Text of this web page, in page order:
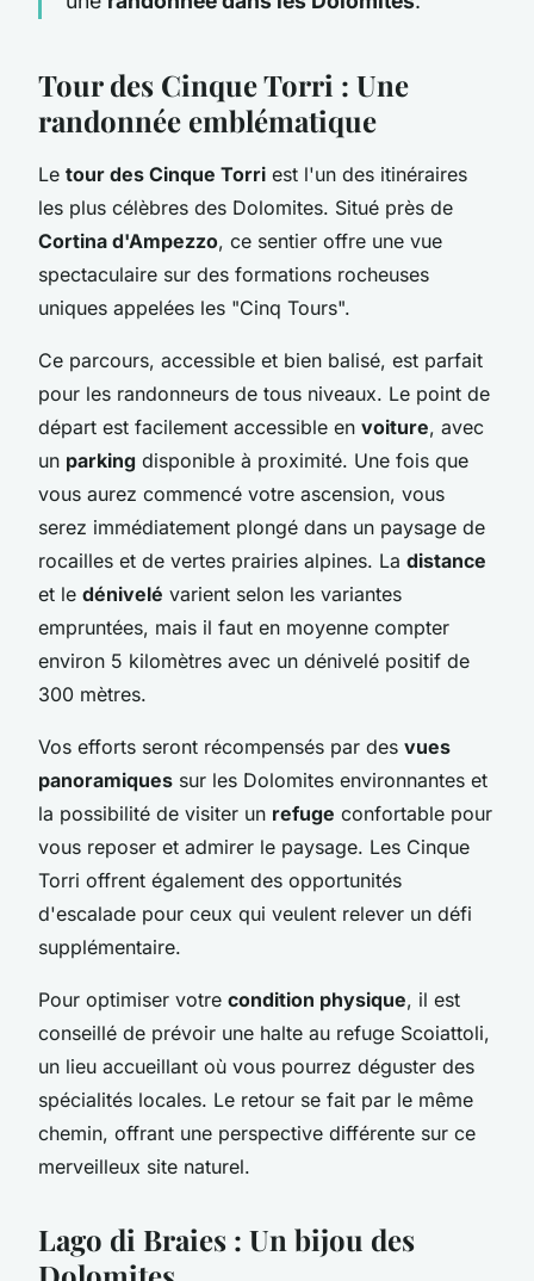
Tour des Cinque Torri : Une
randonnée emblématique
Le tour des Cinque Torri est l'un des itinéraires
les plus célèbres des Dolomites. Situé près de
Cortina d'Ampezzo, ce sentier offre une vue
spectaculaire sur des formations rocheuses
uniques appelées les "Cinq Tours".
Ce parcours, accessible et bien balisé, est parfait
pour les randonneurs de tous niveaux. Le point de
départ est facilement accessible en voiture, avec
un parking disponible à proximité. Une fois que
vous aurez commencé votre ascension, vous
serez immédiatement plongé dans un paysage de
rocailles et de vertes prairies alpines. La distance
et le dénivelé varient selon les variantes
empruntées, mais il faut en moyenne compter
environ 5 kilomètres avec un dénivelé positif de
300 mètres.
Vos efforts seront récompensés par des vues
panoramiques sur les Dolomites environnantes et
la possibilité de visiter un refuge confortable pour
vous reposer et admirer le paysage. Les Cinque
Torri offrent également des opportunités
d'escalade pour ceux qui veulent relever un défi
supplémentaire.
Pour optimiser votre condition physique, il est
conseillé de prévoir une halte au refuge Scoiattoli,
un lieu accueillant où vous pourrez déguster des
spécialités locales. Le retour se fait par le même
chemin, offrant une perspective différente sur ce
merveilleux site naturel.
Lago di Braies : Un bijou des